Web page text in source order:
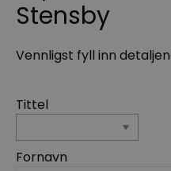
Stensby
Vennligst fyll inn
Tittel
Fornavn